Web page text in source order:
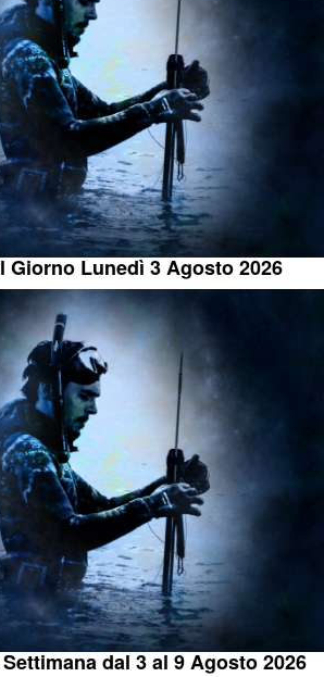
Giorno Lunedì 3 Agosto 2026
dal 3 al 9 Agosto 2026